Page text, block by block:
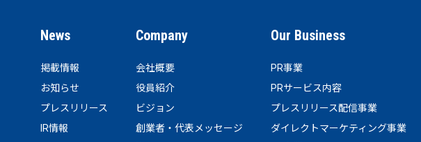
News
掲載情報
お知らせ
プレスリリース
IR情報
Company
会社概要
役員紹介
ビジョン
創業者・代表メッセージ
Our Business
PR事業
PRサービス内容
プレスリリース配信事業
ダイレクトマーケティング事業